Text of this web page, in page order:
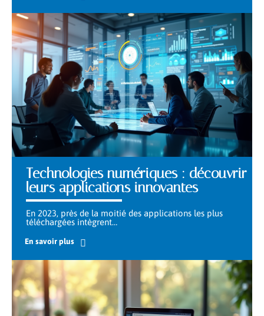
Technologies numériques : découvrir
leurs applications innovantes
En 2023, près de la moitié des applications les plus
téléchargées intègrent…
En savoir plus